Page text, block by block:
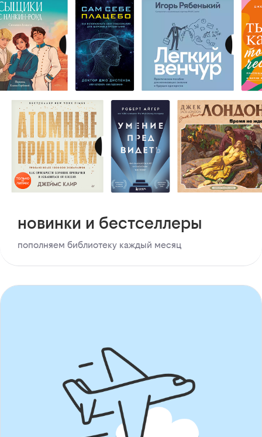
новинки и бестселлеры
пополняем библиотеку каждый месяц